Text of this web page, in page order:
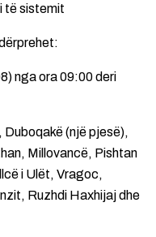
të sistemit
nga ora 09:00 deri
(një pjesë),
Millovancë, Pishtan
i Ulët, Vragoc,
Ruzhdi Haxhijaj dhe